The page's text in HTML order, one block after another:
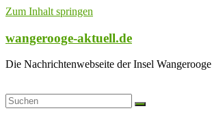
Zum Inhalt springen
wangerooge-aktuell.de
Die Nachrichtenwebseite der Insel Wangerooge